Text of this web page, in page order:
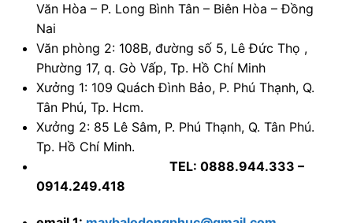
Văn Hòa – P. Long Bình Tân – Biên Hòa – Đồng
Nai
Văn phòng 2: 108B, đường số 5, Lê Đức Thọ ,
Phường 17, q. Gò Vấp, Tp. Hồ Chí Minh
Xưởng 1: 109 Quách Đình Bảo, P. Phú Thạnh, Q.
Tân Phú, Tp. Hcm.
Xưởng 2: 85 Lê Sâm, P. Phú Thạnh, Q. Tân Phú.
Tp. Hồ Chí Minh.
TEL: 0888.944.333 –
0914.249.418